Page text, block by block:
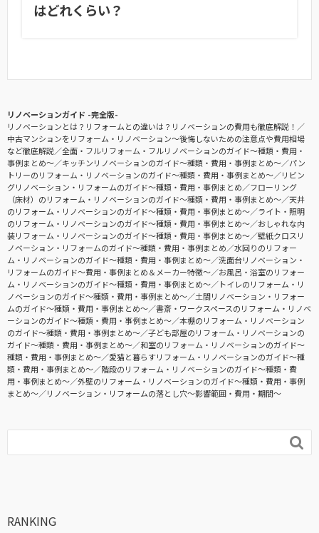
はどれくらい？
リノベーションガイド -完全版-
リノベーションとは？リフォームとの違いは？リノベーションの費用も徹底解説！
中古マンションをリフォーム・リノベーション〜後悔しないための注意点や費用相場
など徹底解説
全面・フルリフォーム・フルリノベーションのガイド〜種類・費用・
事例まとめ〜
キッチンリノベーションのガイド〜種類・費用・事例まとめ〜
パン
トリーのリフォーム・リノベーションのガイド〜種類・費用・事例まとめ〜
リビン
グリノベーション・リフォームのガイド〜種類・費用・事例まとめ
フローリング
（床材）のリフォーム・リノベーションのガイド〜種類・費用・事例まとめ〜
天井
のリフォーム・リノベーションのガイド〜種類・費用・事例まとめ〜
ライト・照明
のリフォーム・リノベーションのガイド〜種類・費用・事例まとめ〜
おしゃれな内
装リフォーム・リノベーションのガイド〜種類・費用・事例まとめ〜
壁紙クロスリ
ノベーション・リフォームのガイド〜種類・費用・事例まとめ
水回りのリフォー
ム・リノベーションのガイド〜種類・費用・事例まとめ〜
洗面台リノベーション・
リフォームのガイド〜費用・事例まとめ＆メーカー特徴〜
お風呂・浴室のリフォー
ム・リノベーションのガイド〜種類・費用・事例まとめ〜
トイレのリフォーム・リ
ノベーションのガイド〜種類・費用・事例まとめ〜
土間リノベーション・リフォー
ムのガイド〜種類・費用・事例まとめ〜
書斎・ワークスペースのリフォーム・リノベ
ーションのガイド〜種類・費用・事例まとめ〜
本棚のリフォーム・リノベーション
のガイド〜種類・費用・事例まとめ〜
子ども部屋のリフォーム・リノベーションの
ガイド〜種類・費用・事例まとめ〜
和室のリフォーム・リノベーションのガイド〜
種類・費用・事例まとめ〜
愛猫と暮らすリフォーム・リノベーションのガイド〜種
類・費用・事例まとめ〜
階段のリフォーム・リノベーションのガイド〜種類・費
用・事例まとめ〜
外壁のリフォーム・リノベーションのガイド〜種類・費用・事例
まとめ〜
リノベーション・リフォームの落とし穴～影響範囲・費用・期間～

RANKING